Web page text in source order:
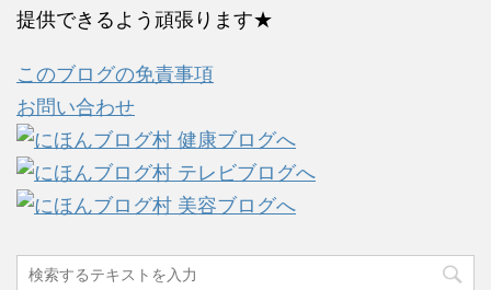
提供できるよう頑張ります★
このブログの免責事項
お問い合わせ